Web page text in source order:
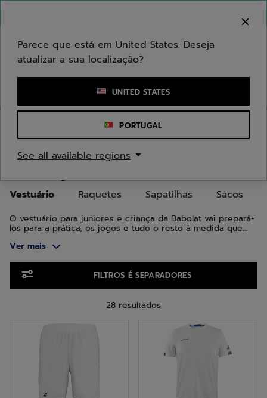
Introduzir uma palavra-chave ou um número de artigo
/ Vestuário
VESTUÁRIO PARA JUNIORES E
Raquetes Sapatilhas Sacos
Vestuário
O vestuário para juniores e criança da Babolat vai prepará-
los para a prática, os jogos e tudo o resto à medida que
Ver mais
FILTROS É SEPARADORES
28 resultados
Parece que está em United States. Deseja
atualizar a sua localização?
UNITED STATES
PORTUGAL
See all available regions